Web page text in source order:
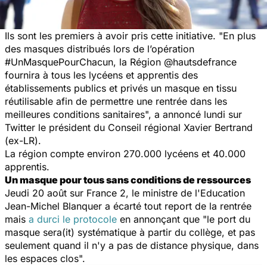
Ils sont les premiers à avoir pris cette initiative. "En plus
des masques distribués lors de l’opération
#UnMasquePourChacun, la Région @hautsdefrance
fournira à tous les lycéens et apprentis des
établissements publics et privés un masque en tissu
réutilisable afin de permettre une rentrée dans les
meilleures conditions sanitaires", a annoncé lundi sur
Twitter le président du Conseil régional Xavier Bertrand
(ex-LR).
La région compte environ 270.000 lycéens et 40.000
apprentis.
Un masque pour tous sans conditions de ressources
Jeudi 20 août sur France 2, le ministre de l'Education
Jean-Michel Blanquer a écarté tout report de la rentrée
mais a durci le protocole en annonçant que "le port du
masque sera(it) systématique à partir du collège, et pas
seulement quand il n'y a pas de distance physique, dans
les espaces clos".